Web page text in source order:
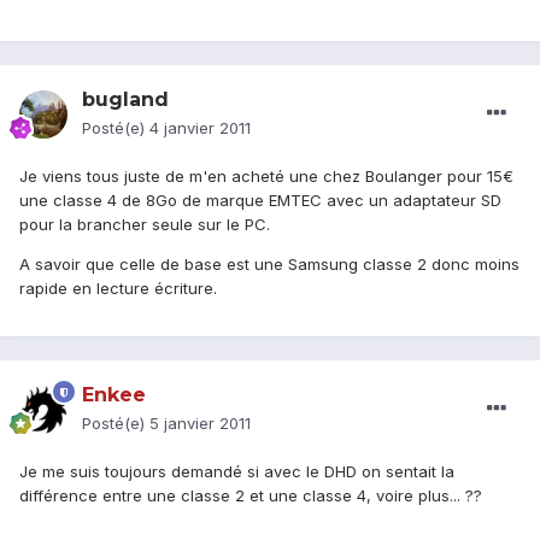
bugland
Posté(e) 4 janvier 2011
Je viens tous juste de m'en acheté une chez Boulanger pour 15€
une classe 4 de 8Go de marque EMTEC avec un adaptateur SD
pour la brancher seule sur le PC.
A savoir que celle de base est une Samsung classe 2 donc moins
rapide en lecture écriture.
Enkee
Posté(e) 5 janvier 2011
Je me suis toujours demandé si avec le DHD on sentait la
différence entre une classe 2 et une classe 4, voire plus... ??